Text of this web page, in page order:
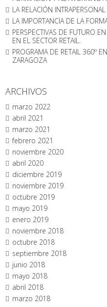
LA RELACIÓN
LA IMPORTANCIA DE LA
PERSPECTIVAS DE FUTURO
EN EL SECTOR RETAIL.
PROGRAMA DE RETAIL 360º
ZARAGOZA
ARCHIVOS
marzo 2022
abril 2021
marzo 2021
febrero 2021
noviembre 2020
abril 2020
diciembre 2019
noviembre 2019
octubre 2019
mayo 2019
enero 2019
noviembre 2018
octubre 2018
septiembre 2018
junio 2018
mayo 2018
abril 2018
marzo 2018